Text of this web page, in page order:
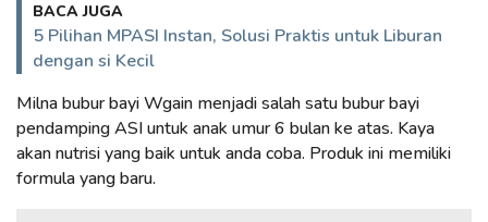
BACA JUGA
5 Pilihan MPASI Instan, Solusi Praktis untuk Liburan
dengan si Kecil
Milna bubur bayi Wgain menjadi salah satu bubur bayi
pendamping ASI untuk anak umur 6 bulan ke atas. Kaya
akan nutrisi yang baik untuk anda coba. Produk ini memiliki
formula yang baru.